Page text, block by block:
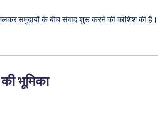
समुदायों के बीच संवाद शुरू करने की कोशिश की है।
भूमिका